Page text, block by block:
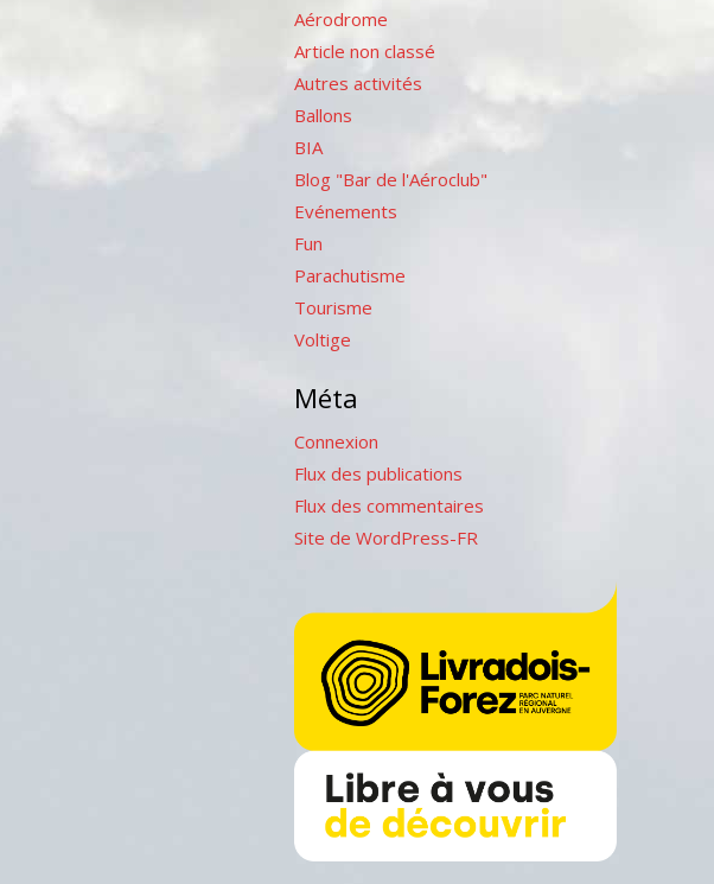
Aérodrome
Article non classé
Autres activités
Ballons
BIA
Blog "Bar de l'Aéroclub"
Evénements
Fun
Parachutisme
Tourisme
Voltige
Méta
Connexion
Flux des publications
Flux des commentaires
Site de WordPress-FR